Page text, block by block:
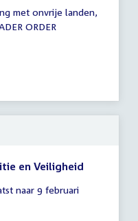
met onvrije landen,
ORDER
en Veiligheid
naar 9 februari